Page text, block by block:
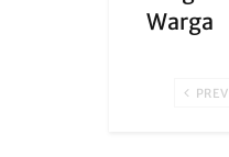
Warga
PREV